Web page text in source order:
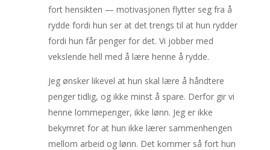
fort hensikten — motivasjonen flytter seg fra å
rydde fordi hun ser at det trengs til at hun rydder
fordi hun får penger for det. Vi jobber med
vekslende hell med å lære henne å rydde.
Jeg ønsker likevel at hun skal lære å håndtere
penger tidlig, og ikke minst å spare. Derfor gir vi
henne lommepenger, ikke lønn. Jeg er ikke
bekymret for at hun ikke lærer sammenhengen
mellom arbeid og lønn. Det kommer så fort hun